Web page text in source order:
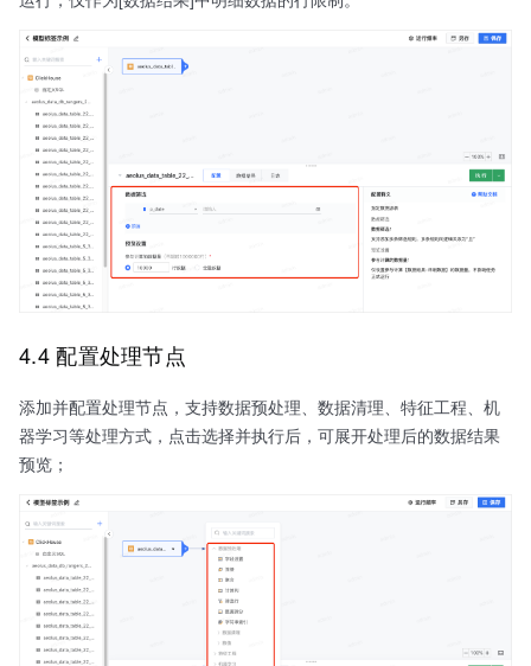
4.4 配置处理节点
添加并配置处理节点，支持数据预处理、数据清理、特征工程、机
器学习等处理方式，点击选择并执行后，可展开处理后的数据结果
预览；